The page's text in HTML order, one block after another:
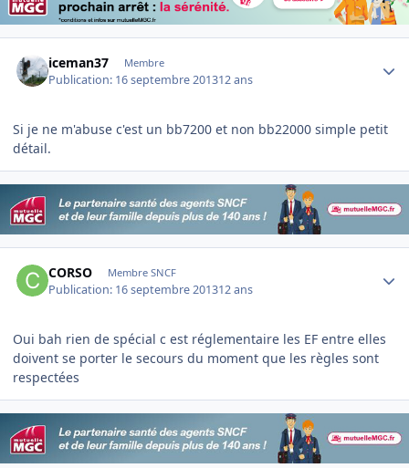
iceman37 Membre
Publication: 16 septembre 201312 ans
Si je ne m'abuse c'est un bb7200 et non bb22000 simple petit
détail.
CORSO Membre SNCF
Publication: 16 septembre 201312 ans
Oui bah rien de spécial c est réglementaire les EF entre elles
doivent se porter le secours du moment que les règles sont
respectées